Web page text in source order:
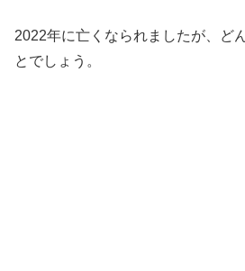
2022年に亡くなられましたが、ど
とでしょう。